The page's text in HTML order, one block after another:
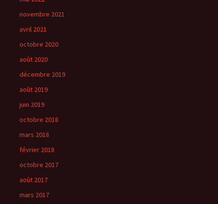
novembre 2021
avril 2021
octobre 2020
août 2020
décembre 2019
août 2019
juin 2019
octobre 2018
mars 2018
février 2018
octobre 2017
août 2017
mars 2017